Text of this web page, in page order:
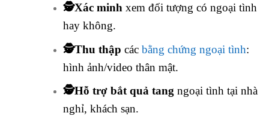
🕵️Xác minh xem đối tượng có ngoại tình
hay không.
🕵️Thu thập các bằng chứng ngoại tình:
hình ảnh/video thân mật.
🕵️Hỗ trợ bắt quả tang ngoại tình tại nhà
nghỉ, khách sạn.